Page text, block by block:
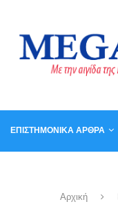
ΕΠΙΣΤΗΜΟΝΙΚΆ ΆΡΘΡΑ
Αρχική